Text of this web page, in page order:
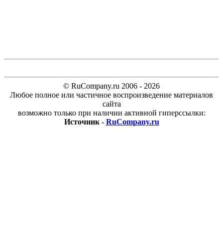
© RuCompany.ru 2006 - 2026
Любое полное или частичное воспроизведение материалов
сайта
возможно только при наличии активной гиперссылки:
Источник - RuCompany.ru